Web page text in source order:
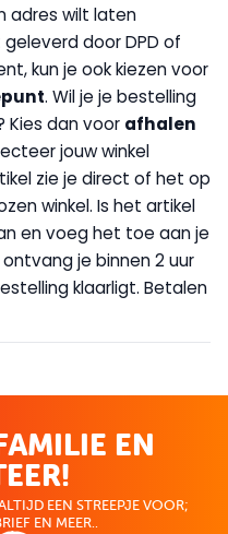
adres wilt laten
door DPD of
kun je ook kiezen voor
. Wil je je bestelling
Kies dan voor afhalen
jouw winkel
zie je direct of het op
winkel. Is het artikel
en voeg het toe aan je
je binnen 2 uur
klaarligt. Betalen
EN
EEN STREEPJE VOOR;
EN MEER..